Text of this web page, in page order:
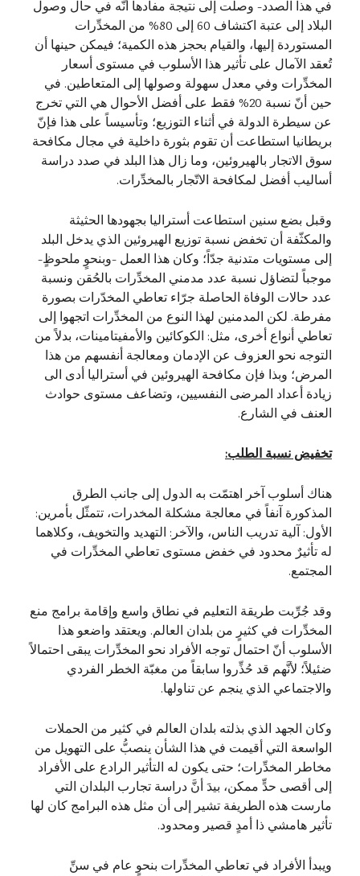
في هذا الصدد- وصلت إلى نتيجة مفادها أنّه في حال وصول
البلاد إلى عتبة اكتشاف 60 إلى 80% من المخدِّرات
المستوردة إليها، والقيام بحجز هذه الكمية؛ فيمكن حينها أن
تُعقد الآمال على تأثير هذا الأسلوب في مستوى أسعار
المخدِّرات وفي معدل سهولة وصولها إلى المتعاطين. في
حين أنّ نسبة 20% فقط على أفضل الأحوال هي التي تخرج
عن سيطرة الدولة في أثناء التوزيع؛ وتأسيساً على هذا فإنّ
بريطانيا استطاعت أن تقوم بثورة داخلية في مجال مكافحة
سوق الاتجار بالهيروئين، وما زال هذا البلد في صدد دراسة
أساليب أفضل لمكافحة الاتّجار بالمخدِّرات.
وقبل بضع سنين استطاعت أستراليا بجهودها الحثيثة
والمكثّفة أن تخفض نسبة توزيع الهيروئين الذي يدخل البلد
إلى مستويات متدنية جدّاً؛ وكان هذا العمل -وبنحوٍ ملحوظٍ-
موجباً لتضاؤل نسبة عدد مدمني المخدِّرات بالحُقن ونسبة
عدد حالات الوفاة الحاصلة جرّاء تعاطي المخدّرات بصورة
مفرطة. لكن المدمنين لهذا النوع من المخدِّرات اتجهوا إلى
تعاطي أنواع أخرى، مثل: الكوكائين والأمفيتامينات، بدلاً من
التوجه نحو العزوف عن الإدمان ومعالجة أنفسهم من هذا
المرض؛ وبذا فإن مكافحة الهيروئين في أستراليا أدى الى
زيادة أعداد المرضى النفسيين، وتضاعف مستوى حوادث
العنف في الشارع.
تخفيض نسبة الطلب:
هناك أسلوب آخر اهتمّت به الدول إلى جانب الطرق
المذكورة آنفاً في معالجة مشكلة المخدرات، تتمثّل بأمرين:
الأول: آلية تدريب الناس، والآخر: التهديد والتخويف، وكلاهما
له تأثيرٌ محدود في خفض مستوى تعاطي المخدِّرات في
المجتمع.
وقد جُرِّبت طريقة التعليم في نطاق واسع وإقامة برامج منع
المخدِّرات في كثيرٍ من بلدان العالم. ويعتقد واضعو هذا
الأسلوب أنّ احتمال توجه الأفراد نحو المخدِّرات يبقى احتمالاً
ضئيلاً؛ لأنَّهم قد حُذِّروا سابقاً من مغبّة الخطر الفردي
والاجتماعي الذي ينجم عن تناولها.
وكان الجهد الذي بذلته بلدان العالم في كثير من الحملات
الواسعة التي أقيمت في هذا الشأن ينصبُّ على التهويل من
مخاطر المخدِّرات؛ حتى يكون له التأثير الرادع على الأفراد
إلى أقصى حدٍّ ممكن، بيدَ أنَّ دراسة تجارب البلدان التي
مارست هذه الطريفة تشير إلى أن مثل هذه البرامج كان لها
تأثير هامشي ذا أمدٍ قصير ومحدود.
ويبدأ الأفراد في تعاطي المخدِّرات بنحوٍ عام في سنِّ